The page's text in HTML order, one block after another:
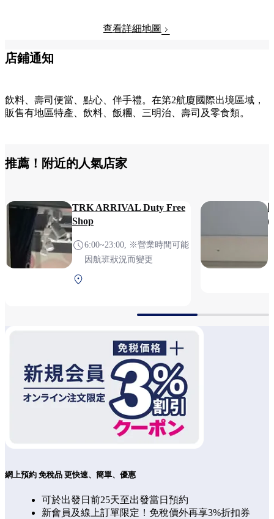
查看詳細地圖
店鋪通知
飲料、壽司便當、點心、伴手禮。在第2航廈國際出境區域，
販售有地區特產、飲料、飯糰、三明治、壽司及零食類。
推薦！附近的人氣店家
TRK ARRIVAL Duty Free
Shop
6:00~23:00, ※營業時間可能
因航班狀況而變更
(
網上預約 免稅品 更快速、簡單、優惠
可於出發日前25天至出發當日預約
新會員及線上訂單限定！免稅價外再享3%折扣券